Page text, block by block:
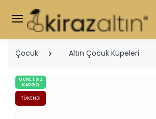
Çocuk Altın Çocuk Küpeleri
ÜCRETSIZ
KARGO
TÜKENDI